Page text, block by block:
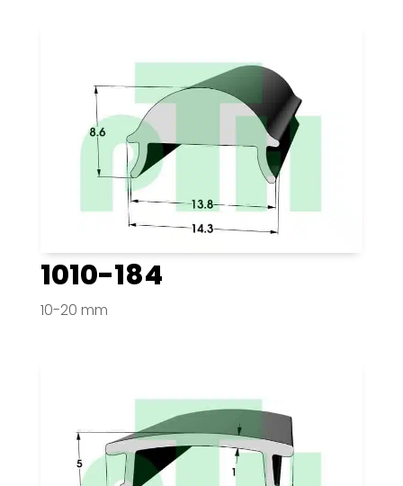
1010-184
10-20 mm